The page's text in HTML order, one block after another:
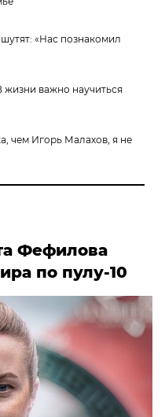
«Нас познакомил
жизни важно научиться
чем Игорь Малахов, я не
Фефилова
по пулу-10